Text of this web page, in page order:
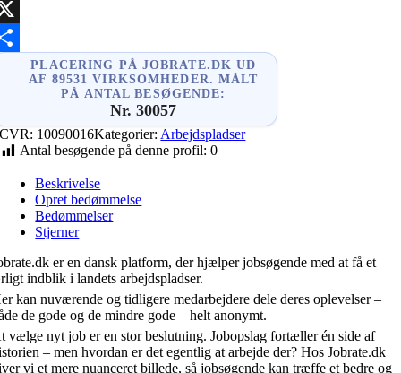
PLACERING PÅ JOBRATE.DK UD
AF 89531 VIRKSOMHEDER. MÅLT
PÅ ANTAL BESØGENDE:
Nr. 30057
CVR: 10090016Kategorier: Arbejdspladser
Antal besøgende på denne profil: 0
Beskrivelse
Opret bedømmelse
Bedømmelser
Stjerner
er en dansk platform, der hjælper jobsøgende med at få et
indblik i landets arbejdspladser.
kan nuværende og tidligere medarbejdere dele deres oplevelser –
de gode og de mindre gode – helt anonymt.
vælge nyt job er en stor beslutning. Jobopslag fortæller én side af
– men hvordan er det egentlig at arbejde der? Hos Jobrate.dk
vi et mere nuanceret billede, så jobsøgende kan træffe et bedre og